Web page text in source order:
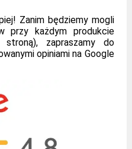
Zanim będziemy mogli
przy każdym produkcie
zapraszamy do
opiniami na Google